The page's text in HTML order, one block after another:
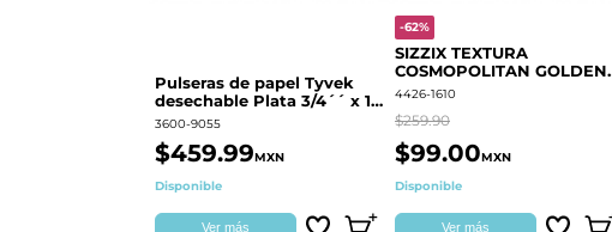
Pulseras de papel Tyvek
desechable Plata 3/4´´ x 10
´´
3600-9055
$459.99MXN
Disponible
Ver más
-62%
SIZZIX TEXTURA
COSMOPOLITAN GOLDEN
RINGS S.PARK 666700
4426-1610
$259.90
$99.00MXN
Disponible
Ver más